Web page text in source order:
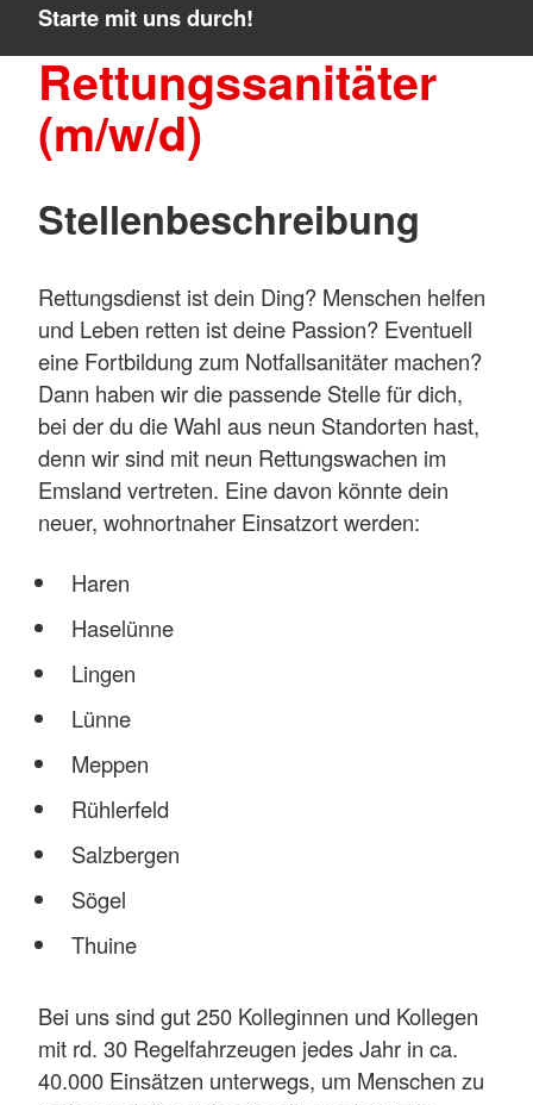
Starte mit uns durch!
Rettungssanitäter
(m/w/d)
Stellenbeschreibung
Rettungsdienst ist dein Ding? Menschen helfen
und Leben retten ist deine Passion? Eventuell
eine Fortbildung zum Notfallsanitäter machen?
Dann haben wir die passende Stelle für dich,
bei der du die Wahl aus neun Standorten hast,
denn wir sind mit neun Rettungswachen im
Emsland vertreten. Eine davon könnte dein
neuer, wohnortnaher Einsatzort werden:
Haren
Haselünne
Lingen
Lünne
Meppen
Rühlerfeld
Salzbergen
Sögel
Thuine
Bei uns sind gut 250 Kolleginnen und Kollegen
mit rd. 30 Regelfahrzeugen jedes Jahr in ca.
40.000 Einsätzen unterwegs, um Menschen zu